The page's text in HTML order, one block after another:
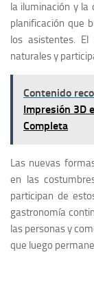
la iluminación y la
planificación que
los asistentes.
naturales y
Contenido
Impresión 3D
Completa
Las nuevas
en las
participan de
gastronomía
las personas y
que luego